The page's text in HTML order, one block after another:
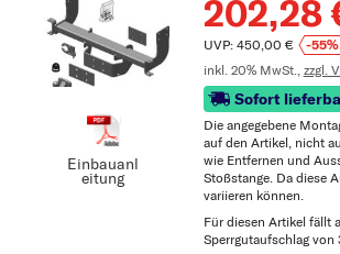
Einbauanl
eitung
202,28
UVP: 450,00 €
-55%
inkl. 20% MwSt., zzgl.
Sofort
Die angegebene
auf den Artikel, nicht
wie Entfernen und
Stoßstange. Da diese
variieren können.
Für diesen Artikel fällt
Sperrgutaufschlag von